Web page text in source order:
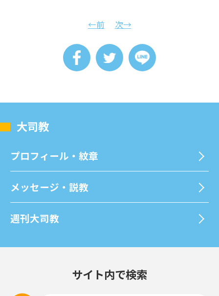
←前 次→
⼤司教
プロフィール・紋章
メッセージ・説教
週刊⼤司教
サイト内で検索